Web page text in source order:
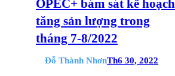
OPEC+ bám sát kế hoạch
tăng sản lượng trong
tháng 7-8/2022
Đỗ Thành NhơnTh6 30, 2022